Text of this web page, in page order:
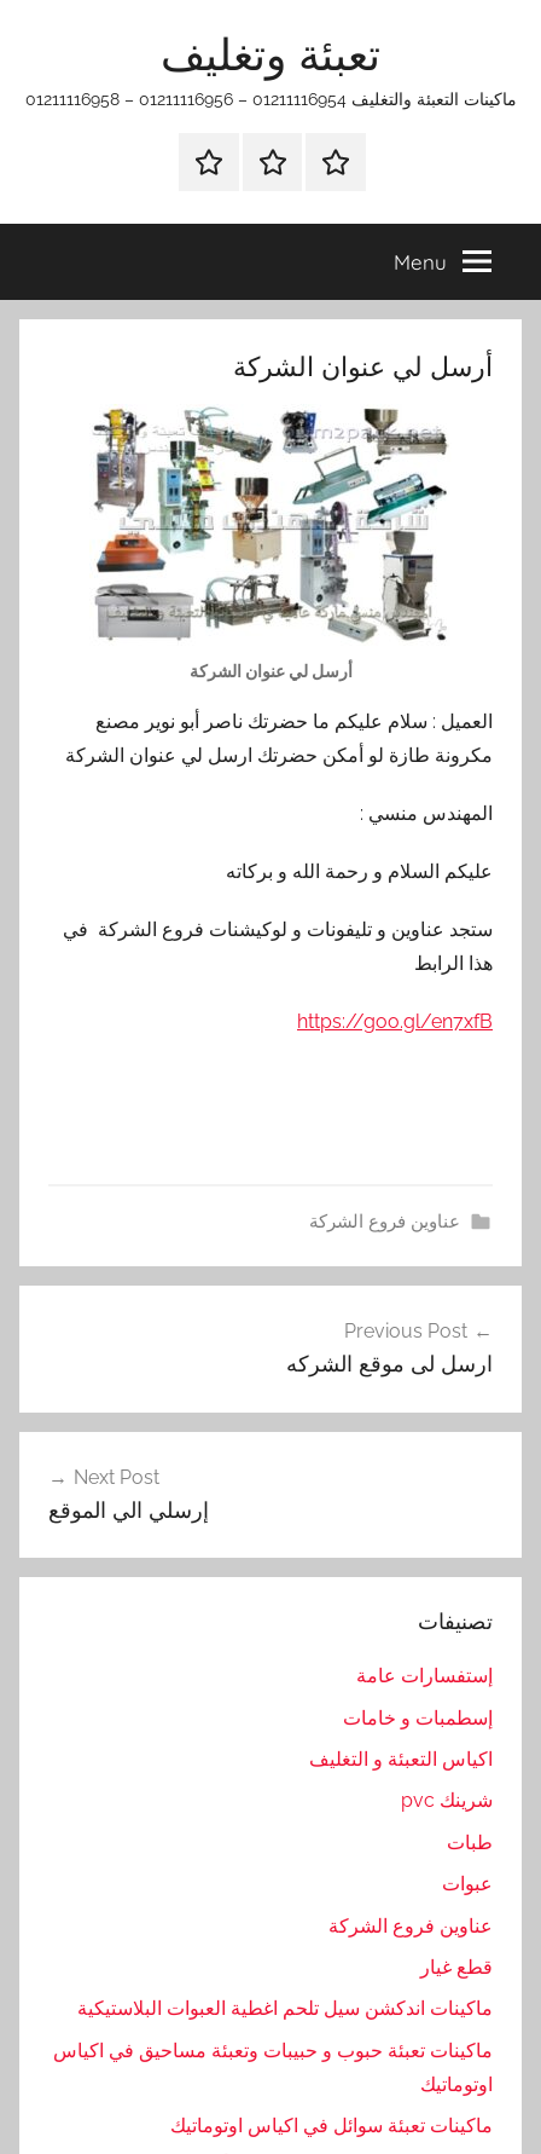
تعبئة وتغليف
ماكينات التعبئة والتغليف 01211116954 – 01211116956 – 01211116958
الرئيسيةماكينات
وتغليف
اتـصـل
في
التي
Menu
أرسل لي عنوان الشركة
أرسل لي عنوان الشركة
العميل : ‏سلام عليكم ما حضرتك ناصر أبو نوير مصنع
مكرونة طازة ‏لو أمكن حضرتك ارسل لي عنوان الشركة
المهندس منسي :
عليكم السلام و رحمة الله و بركاته
ستجد عناوين و تليفونات و لوكيشنات فروع الشركة في
هذا الرابط
https://goo.gl/en7xfB
عناوين فروع الشركة
أ
ل
,
,
ع
ن
و
ا
ل
ي
المقالات
Previous Post
ارسل لى موقع الشركه
Next Post
إرسلي الي الموقع
تصنيفات
إستفسارات عامة
إسطمبات و خامات
اكياس التعبئة و التغليف
شرينك pvc
طبات
عبوات
عناوين فروع الشركة
قطع غيار
ماكينات اندكشن سيل تلحم اغطية العبوات البلاستيكية
ماكينات تعبئة حبوب و حبيبات وتعبئة مساحيق في اكياس
اوتوماتيك
ماكينات تعبئة سوائل في اكياس اوتوماتيك